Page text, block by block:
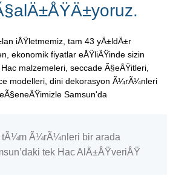
iÅŸletmemiz, tam 43 yÄ±ldÄ±r
ekonomik fiyatlar eÅŸliÄŸinde sizin
malzemeleri, seccade Ã§eÅŸitleri,
modelleri, dini dekorasyon Ã¼rÃ¼nleri
Samsun'da
tÃ¼m Ã¼rÃ¼nleri bir arada
tek Hac AlÄ±ÅŸveriÅŸ